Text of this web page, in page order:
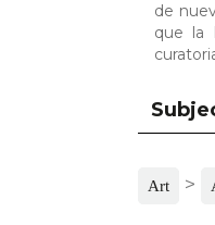
de
que la
Art >